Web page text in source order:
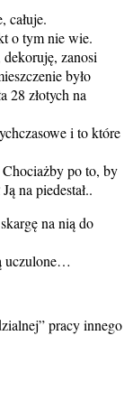
całuje.
o tym nie wie.
zanosi
było
28 złotych na
i to które
po to, by
na piedestał..
na nią do
uczulone…
pracy innego